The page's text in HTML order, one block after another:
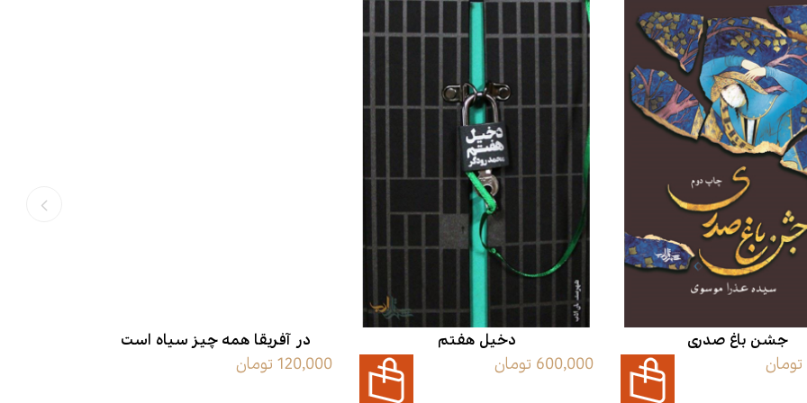
جشن باغ صدری دخیل هفتم
600,000 تومان
در آفریقا همه چیز سیاه است
120,000 تومان